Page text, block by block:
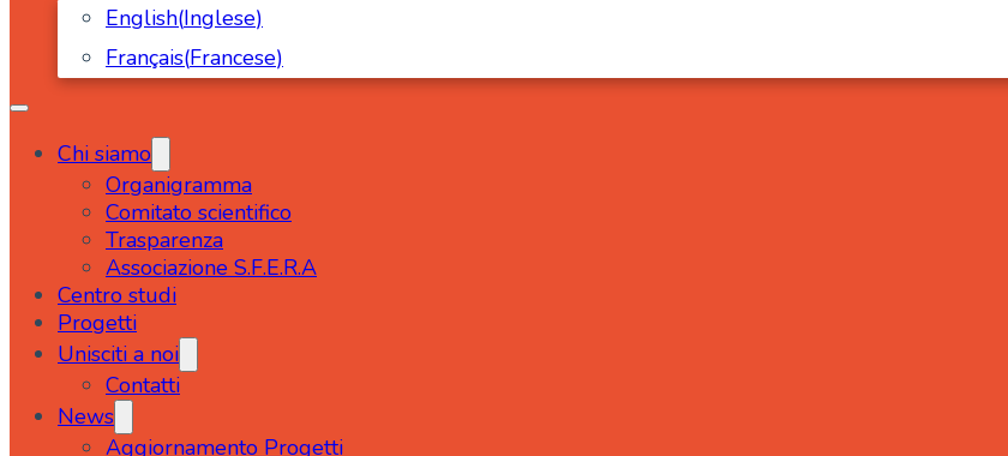
English(Inglese)
Français(Francese)
Chi siamo
Organigramma
Comitato scientifico
Trasparenza
Associazione S.F.E.R.A
Centro studi
Progetti
Unisciti a noi
Contatti
News
Aggiornamento Progetti